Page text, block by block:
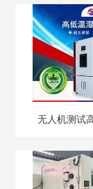
恒温恒湿称重系统
电池热冲击试验箱
环境试验箱
温箱
无人机测试